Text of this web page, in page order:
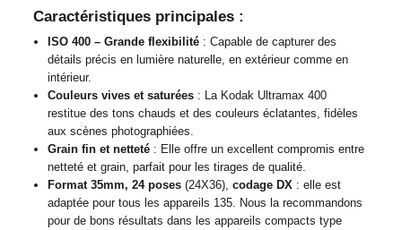
Caractéristiques principales :
ISO 400 – Grande flexibilité : Capable de capturer des
détails précis en lumière naturelle, en extérieur comme en
intérieur.
Couleurs vives et saturées : La Kodak Ultramax 400
restitue des tons chauds et des couleurs éclatantes, fidèles
aux scènes photographiées.
Grain fin et netteté : Elle offre un excellent compromis entre
netteté et grain, parfait pour les tirages de qualité.
Format 35mm, 24 poses (24X36),codage DX : elle est
adaptée pour tous les appareils 135. Nous la recommandons
pour de bons résultats dans les appareils compacts type